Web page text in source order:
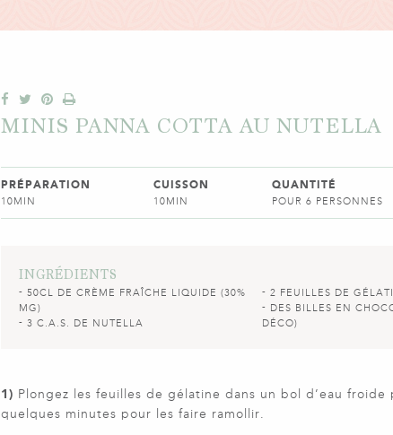
MINIS PANNA COTTA AU NUTELLA
PRÉPARATION
10MIN
CUISSON
10MIN
QUANTITÉ
POUR 6 PERSONNES
INGRÉDIENTS
50CL DE CRÈME FRAÎCHE LIQUIDE (30%
MG)
3 C.A.S. DE NUTELLA
2 FEUILLES DE
DES BILLES EN
DÉCO)
1) Plongez les feuilles de gélatine dans un bol d’eau froide
quelques minutes pour les faire ramollir.